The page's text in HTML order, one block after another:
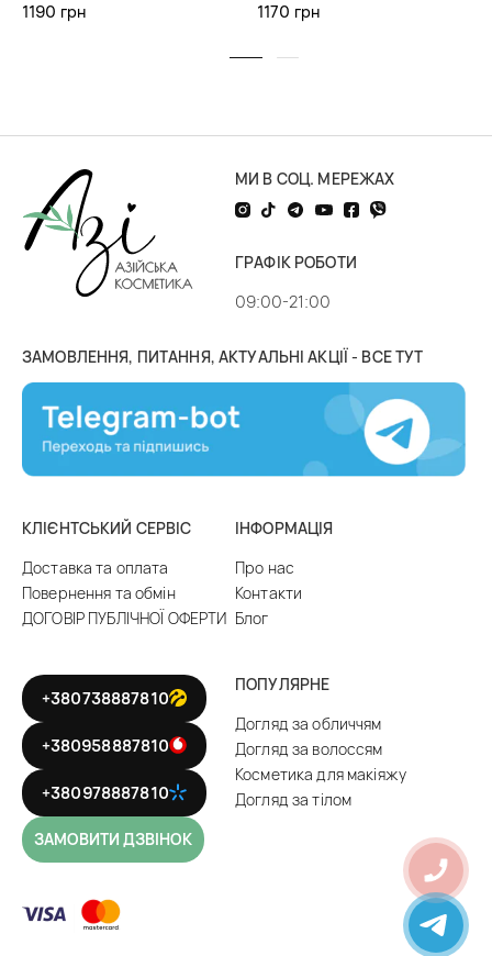
1190 грн 1170 грн
МИ В СОЦ. МЕРЕЖАХ
ГРАФІК РОБОТИ
09:00-21:00
ЗАМОВЛЕННЯ, ПИТАННЯ, АКТУАЛЬНІ АКЦІЇ - ВСЕ ТУТ
КЛІЄНТСЬКИЙ СЕРВІС
Доставка та оплата
Повернення та обмін
ДОГОВІР ПУБЛІЧНОЇ ОФЕРТИ
ІНФОРМАЦІЯ
Про нас
Контакти
Блог
+380738887810
+380958887810
+380978887810
ЗАМОВИТИ ДЗВІНОК
ПОПУЛЯРНЕ
Догляд за обличчям
Догляд за волоссям
Косметика для макіяжу
Догляд за тілом